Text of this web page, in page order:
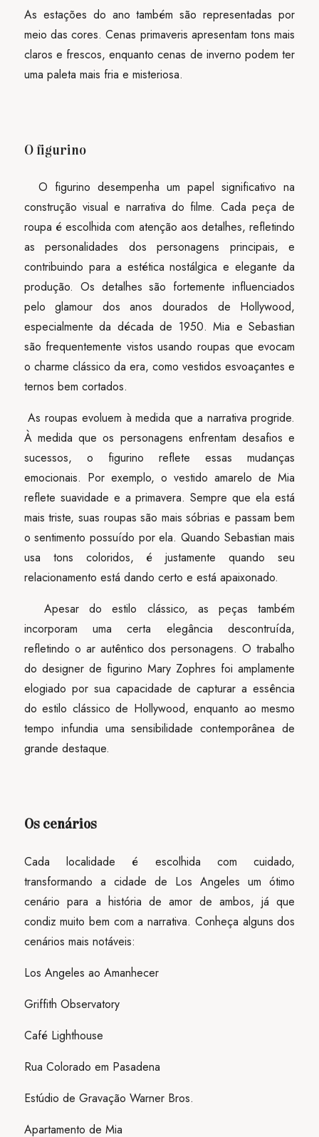
As estações do ano também são representadas por
meio das cores. Cenas primaveris apresentam tons mais
claros e frescos, enquanto cenas de inverno podem ter
uma paleta mais fria e misteriosa.
O figurino
O figurino desempenha um papel significativo na
construção visual e narrativa do filme. Cada peça de
roupa é escolhida com atenção aos detalhes, refletindo
as personalidades dos personagens principais, e
contribuindo para a estética nostálgica e elegante da
produção. Os detalhes são fortemente influenciados
pelo glamour dos anos dourados de Hollywood,
especialmente da década de 1950. Mia e Sebastian
são frequentemente vistos usando roupas que evocam
o charme clássico da era, como vestidos esvoaçantes e
ternos bem cortados.
As roupas evoluem à medida que a narrativa progride.
À medida que os personagens enfrentam desafios e
sucessos, o figurino reflete essas mudanças
emocionais. Por exemplo, o vestido amarelo de Mia
reflete suavidade e a primavera. Sempre que ela está
mais triste, suas roupas são mais sóbrias e passam bem
o sentimento possuído por ela. Quando Sebastian mais
usa tons coloridos, é justamente quando seu
relacionamento está dando certo e está apaixonado.
Apesar do estilo clássico, as peças também
incorporam uma certa elegância descontruída,
refletindo o ar autêntico dos personagens. O trabalho
do designer de figurino Mary Zophres foi amplamente
elogiado por sua capacidade de capturar a essência
do estilo clássico de Hollywood, enquanto ao mesmo
tempo infundia uma sensibilidade contemporânea de
grande destaque.
Os cenários
Cada localidade é escolhida com cuidado,
transformando a cidade de Los Angeles um ótimo
cenário para a história de amor de ambos, já que
condiz muito bem com a narrativa. Conheça alguns dos
cenários mais notáveis:
Los Angeles ao Amanhecer
Griffith Observatory
Café Lighthouse
Rua Colorado em Pasadena
Estúdio de Gravação Warner Bros.
Apartamento de Mia